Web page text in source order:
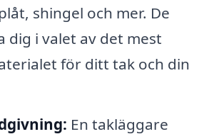
shingel och mer. De
dig i valet av det mest
för ditt tak och din
En takläggare